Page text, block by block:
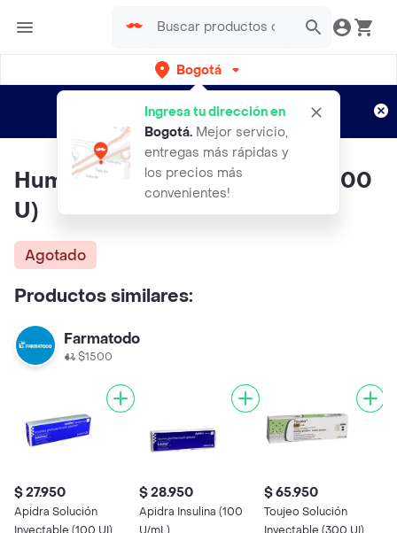
Bogotá
Ingresa tu dirección en
Bogotá. Mejor servicio,
entregas más rápidas y
los precios más
convenientes!
envíos gratis por semanas
Aplican TyC
Humalog Solución Inyectable (100
U)
Agotado
Productos similares:
Farmatodo
$1500
$ 27.950
Apidra Solución
$ 28.950
Apidra Insulina (100
$ 65.950
Toujeo Solución